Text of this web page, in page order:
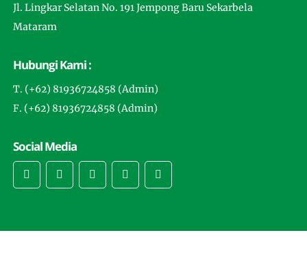
Jl. Lingkar Selatan No. 191 Jempong Baru Sekarbela
Mataram
Hubungi Kami :
T. (+62) 81936724858 (Admin)
F. (+62) 81936724858 (Admin)
Social Media